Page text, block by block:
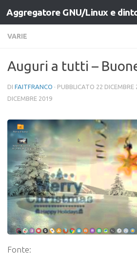
Salta al contenuto
Aggregatore GNU/Linux e
VARIE
Auguri a tutti –
DI FAITFRANCO · PUBBLICATO 22 DICEMBRE
DICEMBRE 2019
Fonte: